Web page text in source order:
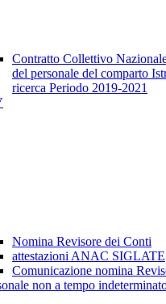
Contratto Collettivo
del personale del comparto
ricerca Periodo 2019-2021
Nomina Revisore dei Conti
attestazioni ANAC SIGLATE
Comunicazione nomina
non a tempo